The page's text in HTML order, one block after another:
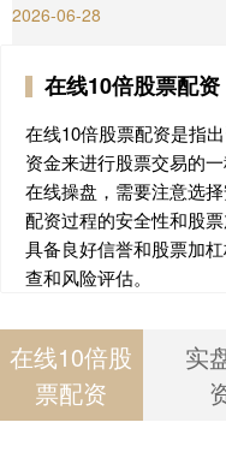
2026-06-28
在线10倍股票配资
在线10倍股票配资是指
资金来进行股票交易的
在线操盘，需要注意选
配资过程的安全性和股
具备良好信誉和股票加
查和风险评估。
在线10倍股
票配资
实